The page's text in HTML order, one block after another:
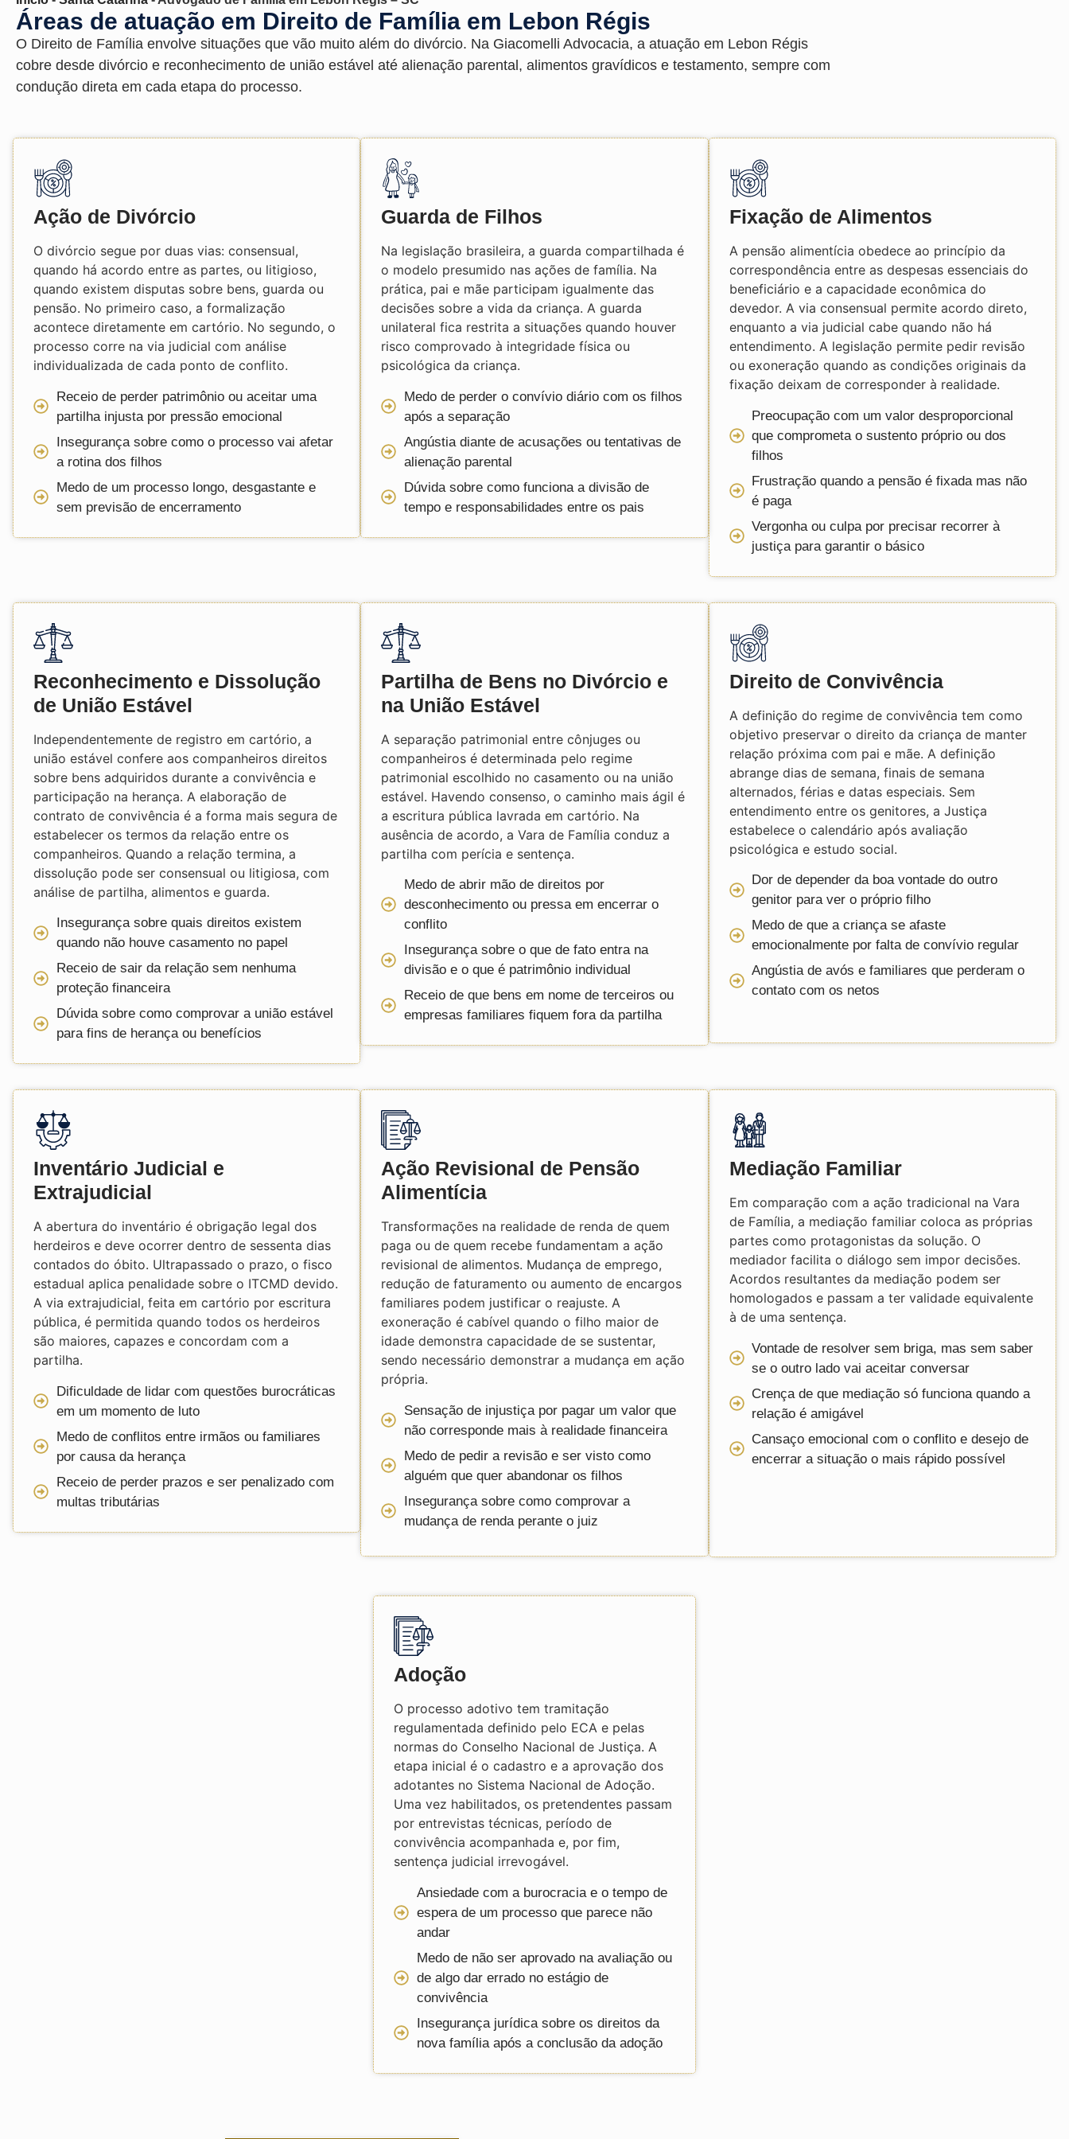
Áreas de atuação em Direito de Família em Lebon Régis
O Direito de Família envolve situações que vão muito além do divórcio. Na Giacomelli Advocacia, a atuação em Lebon Régis
cobre desde divórcio e reconhecimento de união estável até alienação parental, alimentos gravídicos e testamento, sempre com
condução direta em cada etapa do processo.
Ação de Divórcio
O divórcio segue por duas vias: consensual,
quando há acordo entre as partes, ou litigioso,
quando existem disputas sobre bens, guarda ou
pensão. No primeiro caso, a formalização
acontece diretamente em cartório. No segundo, o
processo corre na via judicial com análise
individualizada de cada ponto de conflito.
Receio de perder patrimônio ou aceitar uma
partilha injusta por pressão emocional
Insegurança sobre como o processo vai afetar
a rotina dos filhos
Medo de um processo longo, desgastante e
sem previsão de encerramento
Guarda de Filhos
Na legislação brasileira, a guarda compartilhada é
o modelo presumido nas ações de família. Na
prática, pai e mãe participam igualmente das
decisões sobre a vida da criança. A guarda
unilateral fica restrita a situações quando houver
risco comprovado à integridade física ou
psicológica da criança.
Medo de perder o convívio diário com os filhos
após a separação
Angústia diante de acusações ou tentativas de
alienação parental
Dúvida sobre como funciona a divisão de
tempo e responsabilidades entre os pais
Fixação de Alimentos
A pensão alimentícia obedece ao princípio da
correspondência entre as despesas essenciais do
beneficiário e a capacidade econômica do
devedor. A via consensual permite acordo direto,
enquanto a via judicial cabe quando não há
entendimento. A legislação permite pedir revisão
ou exoneração quando as condições originais da
fixação deixam de corresponder à realidade.
Preocupação com um valor desproporcional
que comprometa o sustento próprio ou dos
filhos
Frustração quando a pensão é fixada mas não
é paga
Vergonha ou culpa por precisar recorrer à
justiça para garantir o básico
Reconhecimento e Dissolução
de União Estável
Independentemente de registro em cartório, a
união estável confere aos companheiros direitos
sobre bens adquiridos durante a convivência e
participação na herança. A elaboração de
contrato de convivência é a forma mais segura de
estabelecer os termos da relação entre os
companheiros. Quando a relação termina, a
dissolução pode ser consensual ou litigiosa, com
análise de partilha, alimentos e guarda.
Insegurança sobre quais direitos existem
quando não houve casamento no papel
Receio de sair da relação sem nenhuma
proteção financeira
Dúvida sobre como comprovar a união estável
para fins de herança ou benefícios
Partilha de Bens no Divórcio e
na União Estável
A separação patrimonial entre cônjuges ou
companheiros é determinada pelo regime
patrimonial escolhido no casamento ou na união
estável. Havendo consenso, o caminho mais ágil é
a escritura pública lavrada em cartório. Na
ausência de acordo, a Vara de Família conduz a
partilha com perícia e sentença.
Medo de abrir mão de direitos por
desconhecimento ou pressa em encerrar o
conflito
Insegurança sobre o que de fato entra na
divisão e o que é patrimônio individual
Receio de que bens em nome de terceiros ou
empresas familiares fiquem fora da partilha
Direito de Convivência
A definição do regime de convivência tem como
objetivo preservar o direito da criança de manter
relação próxima com pai e mãe. A definição
abrange dias de semana, finais de semana
alternados, férias e datas especiais. Sem
entendimento entre os genitores, a Justiça
estabelece o calendário após avaliação
psicológica e estudo social.
Dor de depender da boa vontade do outro
genitor para ver o próprio filho
Medo de que a criança se afaste
emocionalmente por falta de convívio regular
Angústia de avós e familiares que perderam o
contato com os netos
Inventário Judicial e
Extrajudicial
A abertura do inventário é obrigação legal dos
herdeiros e deve ocorrer dentro de sessenta dias
contados do óbito. Ultrapassado o prazo, o fisco
estadual aplica penalidade sobre o ITCMD devido.
A via extrajudicial, feita em cartório por escritura
pública, é permitida quando todos os herdeiros
são maiores, capazes e concordam com a
partilha.
Dificuldade de lidar com questões burocráticas
em um momento de luto
Medo de conflitos entre irmãos ou familiares
por causa da herança
Receio de perder prazos e ser penalizado com
multas tributárias
Ação Revisional de Pensão
Alimentícia
Transformações na realidade de renda de quem
paga ou de quem recebe fundamentam a ação
revisional de alimentos. Mudança de emprego,
redução de faturamento ou aumento de encargos
familiares podem justificar o reajuste. A
exoneração é cabível quando o filho maior de
idade demonstra capacidade de se sustentar,
sendo necessário demonstrar a mudança em ação
própria.
Sensação de injustiça por pagar um valor que
não corresponde mais à realidade financeira
Medo de pedir a revisão e ser visto como
alguém que quer abandonar os filhos
Insegurança sobre como comprovar a
mudança de renda perante o juiz
Mediação Familiar
Em comparação com a ação tradicional na Vara
de Família, a mediação familiar coloca as próprias
partes como protagonistas da solução. O
mediador facilita o diálogo sem impor decisões.
Acordos resultantes da mediação podem ser
homologados e passam a ter validade equivalente
à de uma sentença.
Vontade de resolver sem briga, mas sem saber
se o outro lado vai aceitar conversar
Crença de que mediação só funciona quando a
relação é amigável
Cansaço emocional com o conflito e desejo de
encerrar a situação o mais rápido possível
Adoção
O processo adotivo tem tramitação
regulamentada definido pelo ECA e pelas
normas do Conselho Nacional de Justiça. A
etapa inicial é o cadastro e a aprovação dos
adotantes no Sistema Nacional de Adoção.
Uma vez habilitados, os pretendentes passam
por entrevistas técnicas, período de
convivência acompanhada e, por fim,
sentença judicial irrevogável.
Ansiedade com a burocracia e o tempo de
espera de um processo que parece não
andar
Medo de não ser aprovado na avaliação ou
de algo dar errado no estágio de
convivência
Insegurança jurídica sobre os direitos da
nova família após a conclusão da adoção